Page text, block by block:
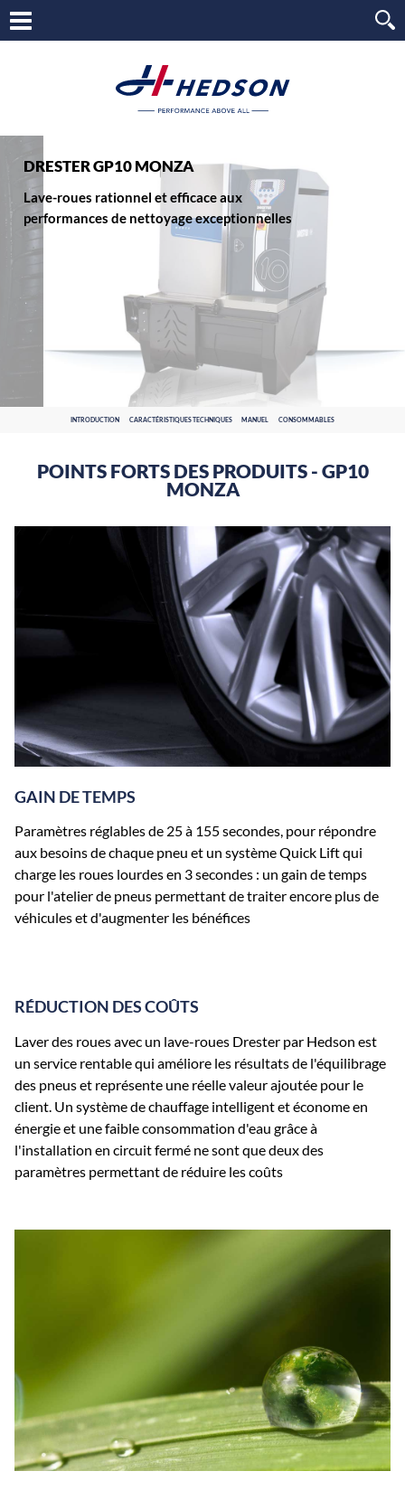
DRESTER GP10 MONZA
Lave-roues rationnel et efficace aux
performances de nettoyage exceptionnelles
INTRODUCTION CARACTÉRISTIQUES TECHNIQUES MANUEL CONSOMMABLES
POINTS FORTS DES PRODUITS - GP10
MONZA
GAIN DE TEMPS
Paramètres réglables de 25 à 155 secondes, pour répondre
aux besoins de chaque pneu et un système Quick Lift qui
charge les roues lourdes en 3 secondes : un gain de temps
pour l'atelier de pneus permettant de traiter encore plus de
véhicules et d'augmenter les bénéfices
RÉDUCTION DES COÛTS
Laver des roues avec un lave-roues Drester par Hedson est
un service rentable qui améliore les résultats de l'équilibrage
des pneus et représente une réelle valeur ajoutée pour le
client. Un système de chauffage intelligent et économe en
énergie et une faible consommation d'eau grâce à
l'installation en circuit fermé ne sont que deux des
paramètres permettant de réduire les coûts